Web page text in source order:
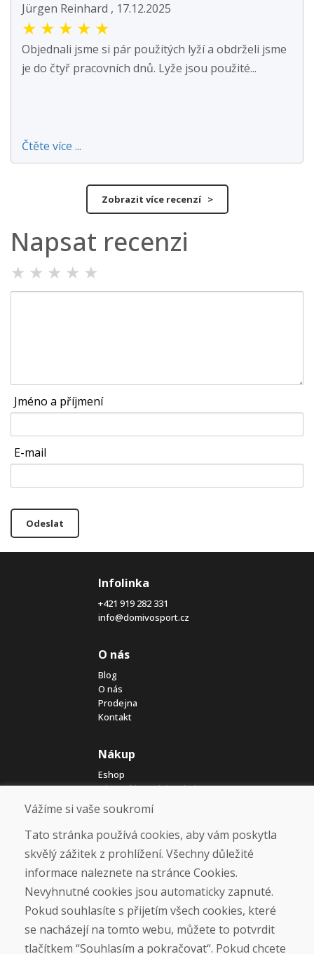
Jürgen Reinhard , 17.12.2025
★ ★ ★ ★ ★
Objednali jsme si pár použitých lyží a obdrželi jsme
je do čtyř pracovních dnů. Lyže jsou použité...
Čtěte více ...
Zobrazit více recenzí >
Napsat recenzi
★ ★ ★ ★ ★
Jméno a příjmení
E-mail
Odeslat
Infolinka
+421 919 282 331
info@domivosport.cz
O nás
Blog
O nás
Prodejna
Kontakt
Nákup
Eshop
Jak posíláme elektrokola
Obchodní podmínky
Doprava
Platba
Vrácení a výměna zboží
Ochrana osobních údajů
Cookies
Sociální sítě
Vážíme si vaše soukromí
Tato stránka používá cookies, aby vám poskytla
skvělý zážitek z prohlížení. Všechny důležité
informace naleznete na stránce Cookies.
Nevyhnutné cookies jsou automaticky zapnuté.
Pokud souhlasíte s přijetím všech cookies, které
se nacházejí na tomto webu, můžete to potvrdit
tlačítkem “Souhlasím a pokračovat“. Pokud chcete